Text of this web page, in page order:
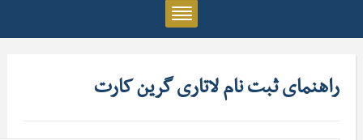
راهنمای ثبت نام لاتاری گرین کارت